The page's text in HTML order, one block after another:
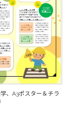
、A3ポスター＆チラ